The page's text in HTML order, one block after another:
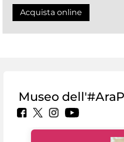
Acquista online
Museo